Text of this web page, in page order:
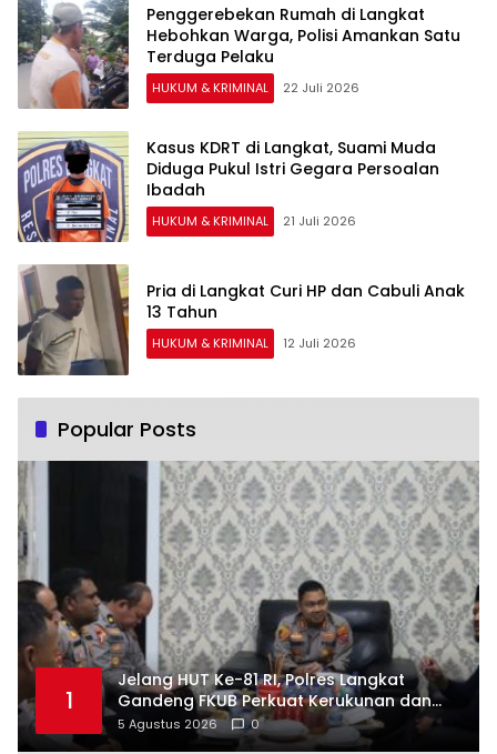
Penggerebekan Rumah di Langkat
Hebohkan Warga, Polisi Amankan Satu
Terduga Pelaku
HUKUM & KRIMINAL 22 Juli 2026
Kasus KDRT di Langkat, Suami Muda
Diduga Pukul Istri Gegara Persoalan
Ibadah
HUKUM & KRIMINAL 21 Juli 2026
Pria di Langkat Curi HP dan Cabuli Anak
13 Tahun
HUKUM & KRIMINAL 12 Juli 2026
Popular Posts
1
Jelang HUT Ke-81 RI, Polres Langkat
Gandeng FKUB Perkuat Kerukunan dan
Kamtibmas
5 Agustus 2026 0